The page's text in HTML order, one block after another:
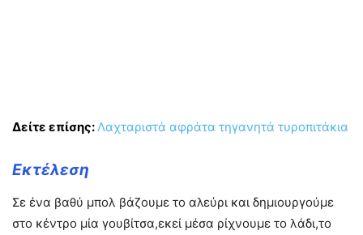
Δείτε επίσης: Λαχταριστά αφράτα τηγανητά τυροπιτάκια
Εκτέλεση
Σε ένα βαθύ μπολ βάζουμε το αλεύρι και δημιουργούμε
στο κέντρο μία γουβίτσα,εκεί μέσα ρίχνουμε το λάδι,το